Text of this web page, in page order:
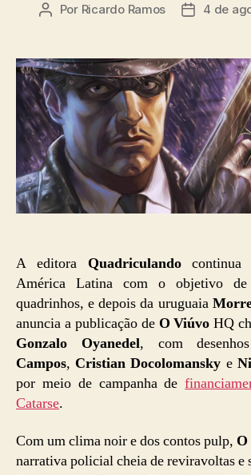
Autor
Por Ricardo Ramos
Data4 de
A editora Quadriculandocontinua
América Latina com o objetivo
quadrinhos, e depois da uruguaia
anuncia a publicação de O Viúvo HQ
Gonzalo Oyanedel, com
Campos, Cristian Docolomansky e
por meio de campanha de
Catarse.
Com um clima noir e dos contos pulp,
narrativa policial cheia de reviravoltas e